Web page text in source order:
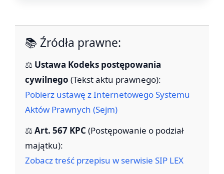
📚 Źródła prawne:
⚖️ Ustawa Kodeks postępowania
cywilnego (Tekst aktu prawnego):
Pobierz ustawę z Internetowego Systemu
Aktów Prawnych (Sejm)
⚖️Art. 567 KPC (Postępowanie o podział
majątku):
Zobacz treść przepisu w serwisie SIP LEX